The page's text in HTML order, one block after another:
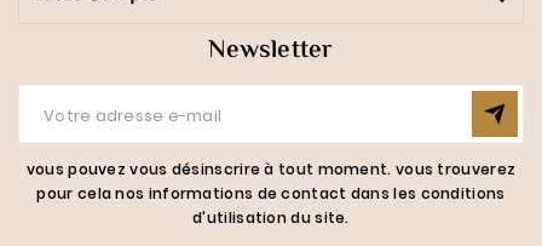
Newsletter
vous pouvez vous désinscrire à tout moment. vous trouverez
pour cela nos informations de contact dans les conditions
d'utilisation du site.